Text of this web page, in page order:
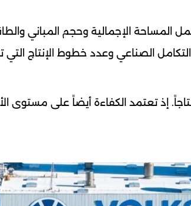
الإجمالية وحجم المباني
التكامل الصناعي وعدد خطوط الإنتاج
إذ تعتمد الكفاءة أيضاً على مستوى